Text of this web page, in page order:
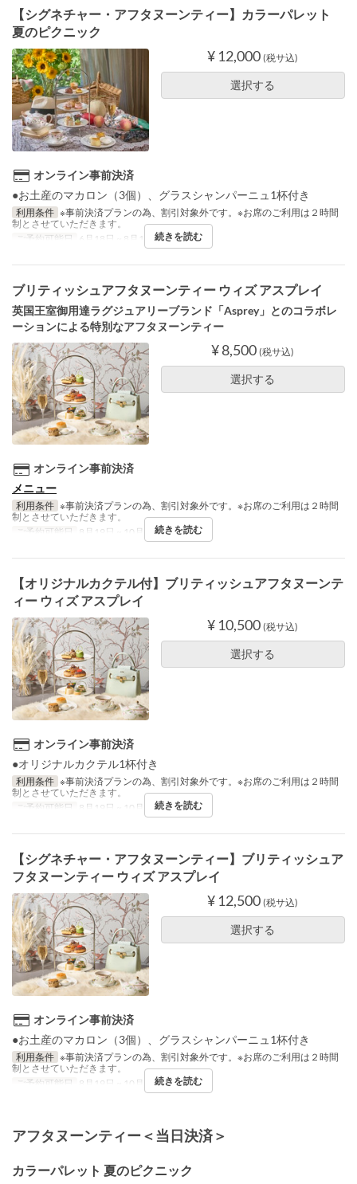
【シグネチャー・アフタヌーンティー】カラーパレット
夏のピクニック
¥ 12,000 (税サ込)
選択する
オンライン事前決済
●お土産のマカロン（3個）、グラスシャンパーニュ1杯付き
利用条件 ※事前決済プランの為、割引対象外です。※お席のご利用は２時間
制とさせていただきます。
ご予約可能日
6月18日 ~ 8月18日続きを読む
ブリティッシュアフタヌーンティー ウィズ アスプレイ
英国王室御用達ラグジュアリーブランド「Asprey」とのコラボレ
ーションによる特別なアフタヌーンティー
¥ 8,500 (税サ込)
選択する
オンライン事前決済
メニュー
利用条件 ※事前決済プランの為、割引対象外です。※お席のご利用は２時間
制とさせていただきます。
ご予約可能日
8月19日 ~ 10月14日続きを読む
【オリジナルカクテル付】ブリティッシュアフタヌーンテ
ィー ウィズ アスプレイ
¥ 10,500 (税サ込)
選択する
オンライン事前決済
●オリジナルカクテル1杯付き
利用条件 ※事前決済プランの為、割引対象外です。※お席のご利用は２時間
制とさせていただきます。
ご予約可能日
8月19日 ~ 10月14日続きを読む
【シグネチャー・アフタヌーンティー】ブリティッシュア
フタヌーンティー ウィズ アスプレイ
¥ 12,500 (税サ込)
選択する
オンライン事前決済
●お土産のマカロン（3個）、グラスシャンパーニュ1杯付き
利用条件 ※事前決済プランの為、割引対象外です。※お席のご利用は２時間
制とさせていただきます。
ご予約可能日
8月19日 ~ 10月14日続きを読む
アフタヌーンティー＜当日決済＞
カラーパレット 夏のピクニック